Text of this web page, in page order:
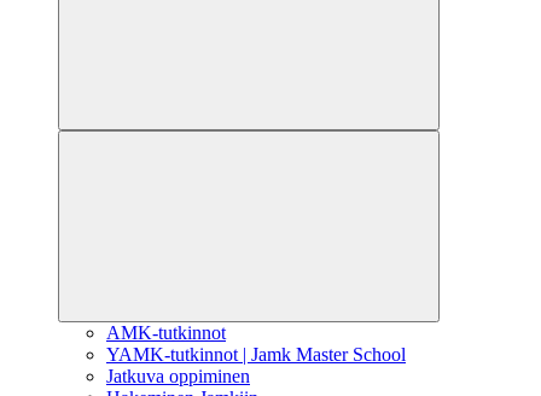
AMK-tutkinnot
YAMK-tutkinnot | Jamk Master School
Jatkuva oppiminen